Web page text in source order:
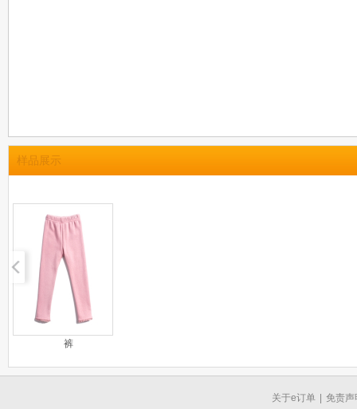
样品展示
裤
关于e订单
免责声